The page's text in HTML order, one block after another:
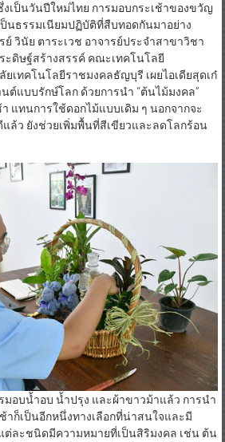
เป็นวันปีใหม่ไทย การมอบกระเช้าของขวัญ
นธรรมเนียมปฏิบัติที่สืบทอดกันมาอย่าง
วินัย ตาระเวช อาจารย์ประจำสาขาวิชา
ดิษฐ์สร้างสรรค์ คณะเทคโนโลยี
เทคโนโลยีราชมงคลธัญบุรี เผยไอเดียสุดเก๋
ต์แบบรักษ์โลก ด้วยการนำ “ต้นไม้มงคล”
แทนการใช้ดอกไม้แบบเดิม ๆ นอกจากจะ
ล้ว ยังช่วยเพิ่มพื้นที่สีเขียวและลดโลกร้อน
มอบน้ำอบ น้ำปรุง และผ้าขาวม้าแล้ว การนำ
าก็เป็นอีกหนึ่งทางเลือกที่น่าสนใจและมี
ต่ละชนิดมีความหมายที่เป็นสิริมงคล เช่น ต้น